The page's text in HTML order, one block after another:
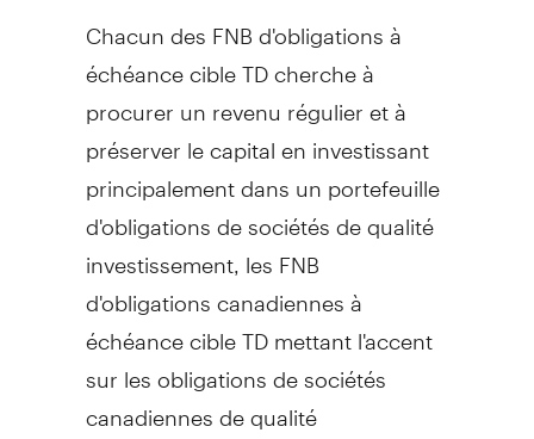
Chacun des FNB d'obligations à
échéance cible TD cherche à
procurer un revenu régulier et à
préserver le capital en investissant
principalement dans un portefeuille
d'obligations de sociétés de qualité
investissement, les FNB
d'obligations canadiennes à
échéance cible TD mettant l'accent
sur les obligations de sociétés
canadiennes de qualité